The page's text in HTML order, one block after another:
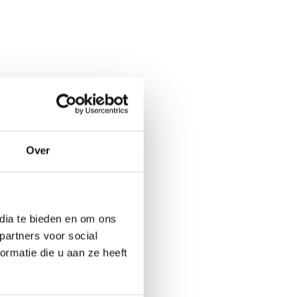
Over
te bieden en om ons
voor social
die u aan ze heeft
€ 102 ,70